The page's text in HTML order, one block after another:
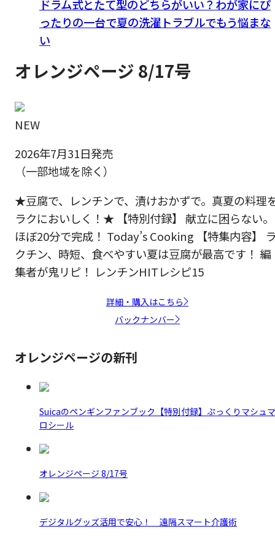
ドラム式とたて型のどちらがいい？わが家にぴ
ったりの一台で夏の洗濯トラブルでもう悩まな
い
オレンジページ 8/17号
NEW
2026年7月31日発売
（一部地域を除く）
★豆腐で、レンチンで、漬けおかずで。真夏の料理
ラクにおいしく！★ 【特別付録】 献立に困らない。
ほぼ20分で完成！ Today’s Cooking 【特集内容】
クチン、時短、食べやすい夏は豆腐が最高です！ 編
集者が鬼リピ！ レンチンHITレシピ15
詳細・購入はこちら
バックナンバー
オレンジページの新刊
Suicaのペンギンファンブック【特別付録】ぷっくりマシュマ
ロシール
オレンジページ 8/17号
デジタルグッズ活用で安心！ 遠隔スマート介護術